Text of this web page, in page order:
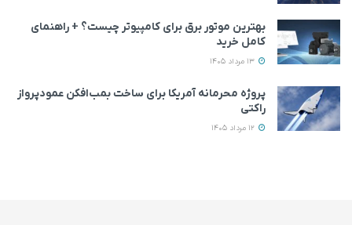
بهترین موتور برق برای کامپیوتر چیست؟ + راهنمای
کامل خرید
پروژه محرمانه آمریکا برای ساخت بمب‌افکن عمودپرواز
راکتی